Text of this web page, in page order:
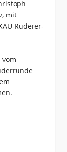
mit
Ruderer-
vom